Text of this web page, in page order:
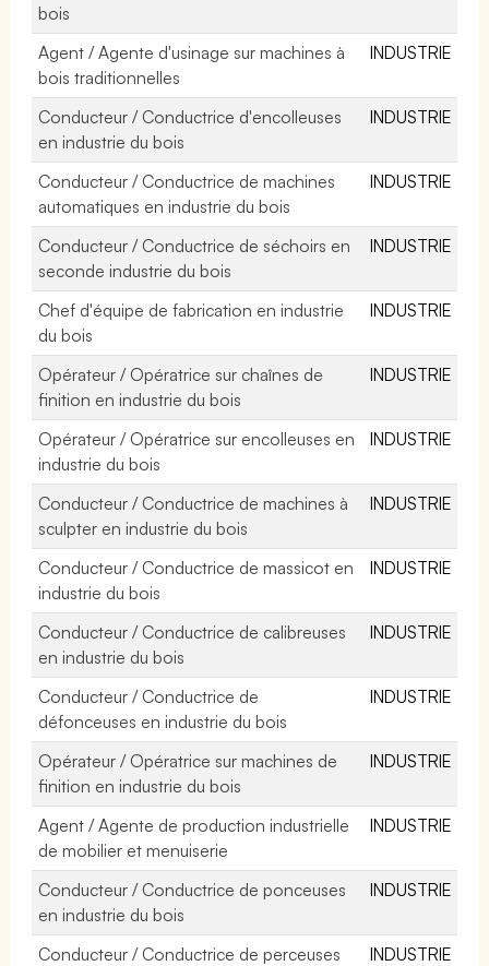
bois
Agent / Agente d'usinage sur machines à
bois traditionnelles
INDUSTRIE
Conducteur / Conductrice d'encolleuses
en industrie du bois
INDUSTRIE
Conducteur / Conductrice de machines
automatiques en industrie du bois
INDUSTRIE
Conducteur / Conductrice de séchoirs en
seconde industrie du bois
INDUSTRIE
Chef d'équipe de fabrication en industrie
du bois
INDUSTRIE
Opérateur / Opératrice sur chaînes de
finition en industrie du bois
INDUSTRIE
Opérateur / Opératrice sur encolleuses en
industrie du bois
INDUSTRIE
Conducteur / Conductrice de machines à
sculpter en industrie du bois
INDUSTRIE
Conducteur / Conductrice de massicot en
industrie du bois
INDUSTRIE
Conducteur / Conductrice de calibreuses
en industrie du bois
INDUSTRIE
Conducteur / Conductrice de
défonceuses en industrie du bois
INDUSTRIE
Opérateur / Opératrice sur machines de
finition en industrie du bois
INDUSTRIE
Agent / Agente de production industrielle
de mobilier et menuiserie
INDUSTRIE
Conducteur / Conductrice de ponceuses
en industrie du bois
INDUSTRIE
Conducteur / Conductrice de perceuses
INDUSTRIE